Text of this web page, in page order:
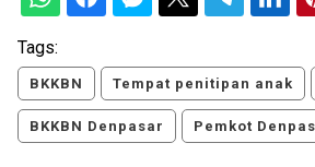
Tags:
BKKBN Tempat penitipan anak
BKKBN Denpasar Pemkot